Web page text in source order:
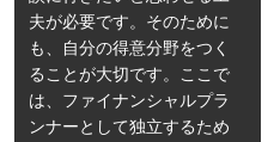
夫が必要です。そのために
も、自分の得意分野をつく
ることが大切です。ここで
は、ファイナンシャルプラ
ンナーとして独立するため